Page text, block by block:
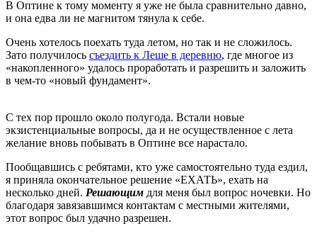
В Оптине к тому моменту я уже не была сравнительно давно,
и она едва ли не магнитом тянула к себе.
Очень хотелось поехать туда летом, но так и не сложилось.
Зато получилось съездить к Леше в деревню, где многое из
«накопленного» удалось проработать и разрешить и заложить
в чем-то «новый фундамент».
С тех пор прошло около полугода. Встали новые
экзистенциальные вопросы, да и не осуществленное с лета
желание вновь побывать в Оптине все нарастало.
Пообщавшись с ребятами, кто уже самостоятельно туда ездил,
я приняла окончательное решение «ЕХАТЬ», ехать на
несколько дней. Решающим для меня был вопрос ночевки. Но
благодаря завязавшимся контактам с местными жителями,
этот вопрос был удачно разрешен.